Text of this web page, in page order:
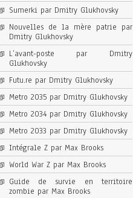
Sumerki par Dmitry Glukhovsky
Nouvelles de la mère patrie par
Dmitry Glukhovsky
L’avant-poste par Dmitry
Glukhovsky
Futu.re par Dmitry Glukhovsky
Metro 2035 par Dmitry Glukhovsky
Metro 2034 par Dmitry Glukhovsky
Metro 2033 par Dmitry Glukhovsky
Intégrale Z par Max Brooks
World War Z par Max Brooks
Guide de survie en territoire
zombie par Max Brooks